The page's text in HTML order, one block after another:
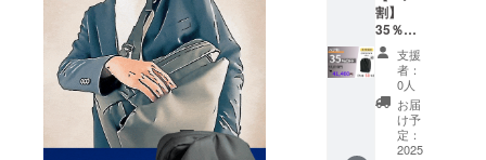
る可能
性もご
ざいま
す。ご
了承く
ださ
い。 ※
ご注文
りま
す。 ※
消費税
込み ※
送料は
全国一
律無料
※ 割引
率は販
格：
64,000
円が
【37%
OFF】
23,720
円割引
40,280
割】
35％OF
F
QUICK
PACK
officer
2個 ※
先着50
名限定※
支援
者：
0人
お届
け予
定：
2025